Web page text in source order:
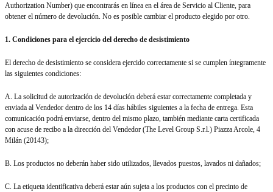
Authorization Number) que encontrarás en línea en el área de Servicio al Cliente, para
obtener el número de devolución. No es posible cambiar el producto elegido por otro.
1. Condiciones para el ejercicio del derecho de desistimiento
El derecho de desistimiento se considera ejercido correctamente si se cumplen íntegramente
las siguientes condiciones:
A. La solicitud de autorización de devolución deberá estar correctamente completada y
enviada al Vendedor dentro de los 14 días hábiles siguientes a la fecha de entrega. Esta
comunicación podrá enviarse, dentro del mismo plazo, también mediante carta certificada
con acuse de recibo a la dirección del Vendedor (The Level Group S.r.l.) Piazza Arcole, 4
Milán (20143);
B. Los productos no deberán haber sido utilizados, llevados puestos, lavados ni dañados;
C. La etiqueta identificativa deberá estar aún sujeta a los productos con el precinto de